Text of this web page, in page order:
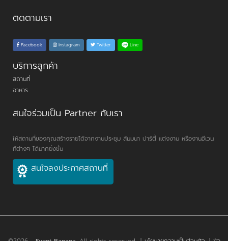
ติดตามเรา
Facebook Instagram Twitter Line
บริการลูกค้า
สถานที่
อาหาร
สนใจร่วมเป็น Partner กับเรา
ให้สถานที่ของคุณสร้างรายได้จากงานประชุม สัมมนา ปาร์ตี้ แต่งงาน หรืองานอีเวน
ท์ต่างๆ ได้มากยิ่งขึ้น
สนใจลงประกาศสถานที่